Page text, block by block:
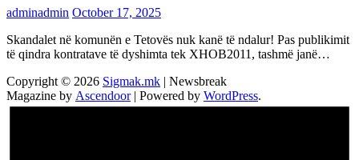
adminadmin October 17, 2025
Skandalet në komunën e Tetovës nuk kanë të ndalur! Pas publikimit
të qindra kontratave të dyshimta tek XHOB2011, tashmë janë…
Copyright © 2026 Sigmak.mk | Newsbreak
Magazine by Ascendoor| Powered by WordPress.